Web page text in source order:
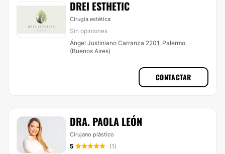
DREI ESTHETIC
Cirugía estética
Sin opiniones
Ángel Justiniano Carranza 2201, Palermo
(Buenos Aires)
CONTACTAR
DRA. PAOLA LEÓN
Cirujano plástico
5
(1)